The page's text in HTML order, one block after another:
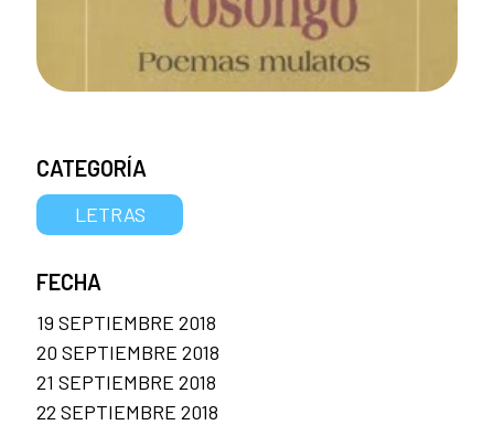
CATEGORÍA
LETRAS
FECHA
19 SEPTIEMBRE 2018
20 SEPTIEMBRE 2018
21 SEPTIEMBRE 2018
22 SEPTIEMBRE 2018